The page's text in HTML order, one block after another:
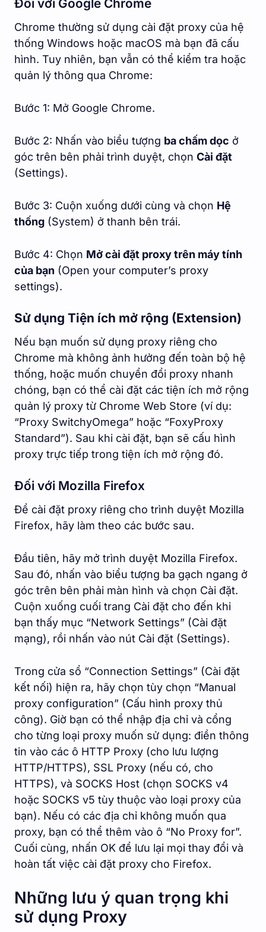
Đối với Google Chrome
Chrome thường sử dụng cài đặt proxy của hệ
thống Windows hoặc macOS mà bạn đã cấu
hình. Tuy nhiên, bạn vẫn có thể kiểm tra hoặc
quản lý thông qua Chrome:
Bước 1: Mở Google Chrome.
Bước 2: Nhấn vào biểu tượng ba chấm dọc ở
góc trên bên phải trình duyệt, chọn Cài đặt
(Settings).
Bước 3: Cuộn xuống dưới cùng và chọn Hệ
thống (System) ở thanh bên trái.
Bước 4: Chọn Mở cài đặt proxy trên máy tính
của bạn (Open your computer’s proxy
settings).
Sử dụng Tiện ích mở rộng (Extension)
Nếu bạn muốn sử dụng proxy riêng cho
Chrome mà không ảnh hưởng đến toàn bộ hệ
thống, hoặc muốn chuyển đổi proxy nhanh
chóng, bạn có thể cài đặt các tiện ích mở rộng
quản lý proxy từ Chrome Web Store (ví dụ:
“Proxy SwitchyOmega” hoặc “FoxyProxy
Standard”). Sau khi cài đặt, bạn sẽ cấu hình
proxy trực tiếp trong tiện ích mở rộng đó.
Đối với Mozilla Firefox
Để cài đặt proxy riêng cho trình duyệt Mozilla
Firefox, hãy làm theo các bước sau.
Đầu tiên, hãy mở trình duyệt Mozilla Firefox.
Sau đó, nhấn vào biểu tượng ba gạch ngang ở
góc trên bên phải màn hình và chọn Cài đặt.
Cuộn xuống cuối trang Cài đặt cho đến khi
bạn thấy mục “Network Settings” (Cài đặt
mạng), rồi nhấn vào nút Cài đặt (Settings).
Trong cửa sổ “Connection Settings” (Cài đặt
kết nối) hiện ra, hãy chọn tùy chọn “Manual
proxy configuration” (Cấu hình proxy thủ
công). Giờ bạn có thể nhập địa chỉ và cổng
cho từng loại proxy muốn sử dụng: điền thông
tin vào các ô HTTP Proxy (cho lưu lượng
HTTP/HTTPS), SSL Proxy (nếu có, cho
HTTPS), và SOCKS Host (chọn SOCKS v4
hoặc SOCKS v5 tùy thuộc vào loại proxy của
bạn). Nếu có các địa chỉ không muốn qua
proxy, bạn có thể thêm vào ô “No Proxy for”.
Cuối cùng, nhấn OK để lưu lại mọi thay đổi và
hoàn tất việc cài đặt proxy cho Firefox.
Những lưu ý quan trọng khi
sử dụng Proxy